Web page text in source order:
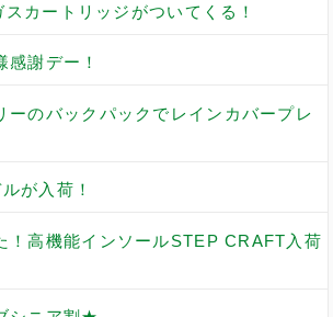
カートリッジがついてくる！
感謝デー！
ーのバックパックでレインカバープレ
が入荷！
！高機能インソールSTEP CRAFT入荷